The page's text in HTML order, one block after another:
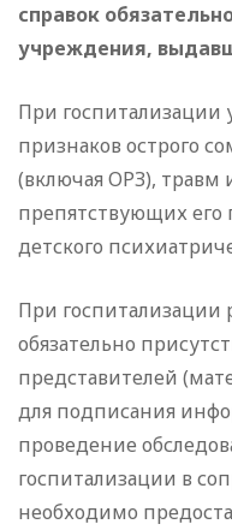
справок
учреждения,
При госпитализации
признаков острого
(включая ОРЗ), травм
препятствующих его
детского
При
обязательно
представителей
для подписания
проведение
госпитализации в
необходимо